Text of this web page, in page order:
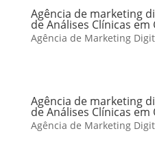
Agência de marketing
de Análises Clínicas
Agência de Marketing
Agência de marketing
de Análises Clínicas em
Agência de Marketing